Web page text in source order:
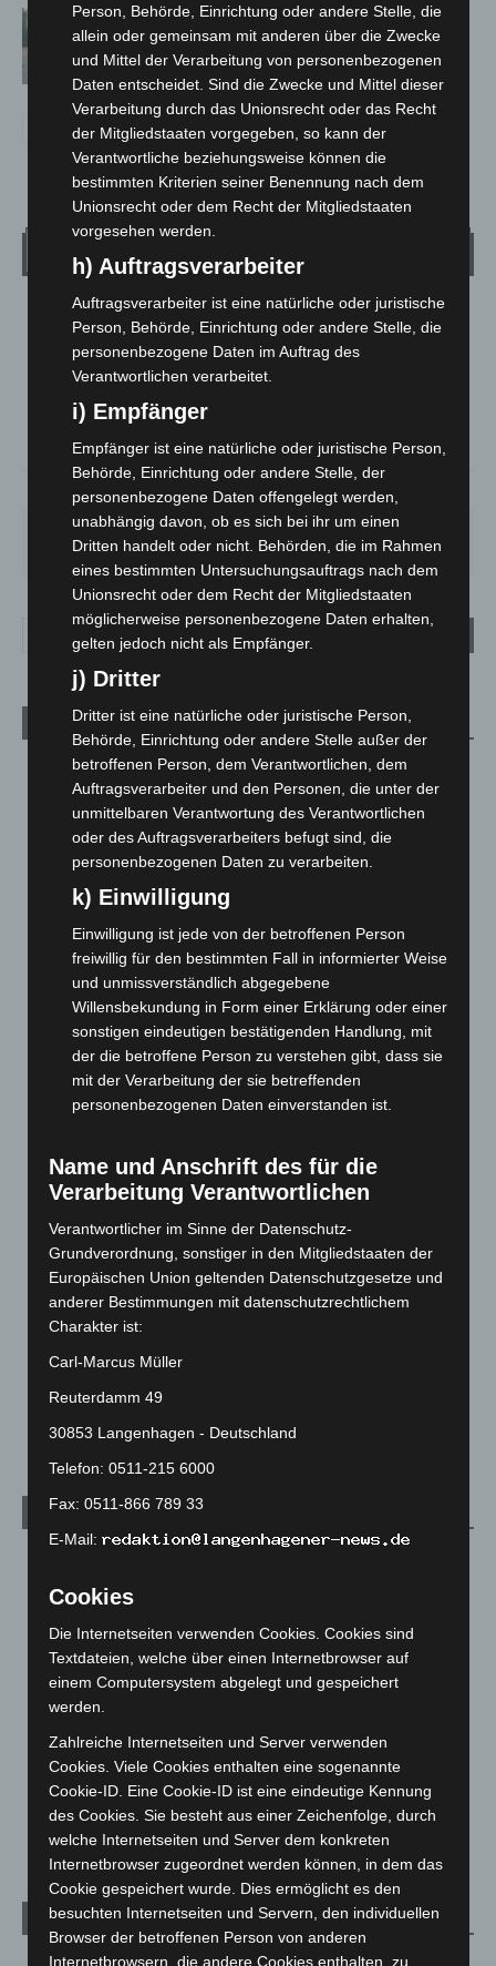
Hannover: Polizei stoppt 166
Trunkenheitsfahrten bei
Großkontrolle
LANGENHAGEN
Überwiegend Bewölkt
19.3
65% 3.5m/s 56%
FR.
21°
SA.
26°
SO.
32 °
MO.
31° 23°
Aktuelle Beiträge
Niedersachsen: Feuerwehrkräfte kehren nach
Waldbrandeinsatz aus Spanien zurück
7. August 2026
Hannover: Erste Tigermücken-Population in Niedersachsen
7. August 2026
Brand im „Haus der Begegnung“ in Neuwarmbüchen schnell
eingedämmt
6. August 2026
Region Hannover: 21 neue Notfallsanitäter starten beim
Roten Kreuz
5. August 2026
Zeugen
5. August 2026
Celle: Mensch stirbt bei Bagger-Unfall auf Baustelle
5. August 2026
Gasleitung bei McDonald’s-Umbau in Langenhagen
beschädigt
Anklage nach Abschaltung von „Archetyp Market“ erhoben
Kategorien
Corona-News
Hannover und Region
Langenhagen und Ortsteile
Leserbriefe
Über uns
Veranstaltungen
1.887
Welt
1.270
Archiv
Person, Behörde, Einrichtung oder andere Stelle, die
allein oder gemeinsam mit anderen über die Zwecke
und Mittel der Verarbeitung von personenbezogenen
Daten entscheidet. Sind die Zwecke und Mittel dieser
Verarbeitung durch das Unionsrecht oder das Recht
der Mitgliedstaaten vorgegeben, so kann der
Verantwortliche beziehungsweise können die
bestimmten Kriterien seiner Benennung nach dem
Unionsrecht oder dem Recht der Mitgliedstaaten
vorgesehen werden.
h) Auftragsverarbeiter
Auftragsverarbeiter ist eine natürliche oder juristische
Person, Behörde, Einrichtung oder andere Stelle, die
personenbezogene Daten im Auftrag des
Verantwortlichen verarbeitet.
i) Empfänger
Empfänger ist eine natürliche oder juristische Person,
Behörde, Einrichtung oder andere Stelle, der
personenbezogene Daten offengelegt werden,
unabhängig davon, ob es sich bei ihr um einen
Dritten handelt oder nicht. Behörden, die im Rahmen
eines bestimmten Untersuchungsauftrags nach dem
Unionsrecht oder dem Recht der Mitgliedstaaten
möglicherweise personenbezogene Daten erhalten,
gelten jedoch nicht als Empfänger.
j) Dritter
Dritter ist eine natürliche oder juristische Person,
Behörde, Einrichtung oder andere Stelle außer der
betroffenen Person, dem Verantwortlichen, dem
Auftragsverarbeiter und den Personen, die unter der
unmittelbaren Verantwortung des Verantwortlichen
oder des Auftragsverarbeiters befugt sind, die
personenbezogenen Daten zu verarbeiten.
k) Einwilligung
Einwilligung ist jede von der betroffenen Person
freiwillig für den bestimmten Fall in informierter Weise
und unmissverständlich abgegebene
Willensbekundung in Form einer Erklärung oder einer
sonstigen eindeutigen bestätigenden Handlung, mit
der die betroffene Person zu verstehen gibt, dass sie
mit der Verarbeitung der sie betreffenden
personenbezogenen Daten einverstanden ist.
Name und Anschrift des für die
Verarbeitung Verantwortlichen
Verantwortlicher im Sinne der Datenschutz-
Grundverordnung, sonstiger in den Mitgliedstaaten der
Europäischen Union geltenden Datenschutzgesetze und
anderer Bestimmungen mit datenschutzrechtlichem
Charakter ist:
Carl-Marcus Müller
Reuterdamm 49
30853 Langenhagen - Deutschland
Telefon: 0511-215 6000
Fax: 0511-866 789 33
E-Mail:
Cookies
Die Internetseiten verwenden Cookies. Cookies sind
Textdateien, welche über einen Internetbrowser auf
einem Computersystem abgelegt und gespeichert
werden.
Zahlreiche Internetseiten und Server verwenden
Cookies. Viele Cookies enthalten eine sogenannte
Cookie-ID. Eine Cookie-ID ist eine eindeutige Kennung
des Cookies. Sie besteht aus einer Zeichenfolge, durch
welche Internetseiten und Server dem konkreten
Internetbrowser zugeordnet werden können, in dem das
Cookie gespeichert wurde. Dies ermöglicht es den
besuchten Internetseiten und Servern, den individuellen
Browser der betroffenen Person von anderen
Internetbrowsern, die andere Cookies enthalten, zu